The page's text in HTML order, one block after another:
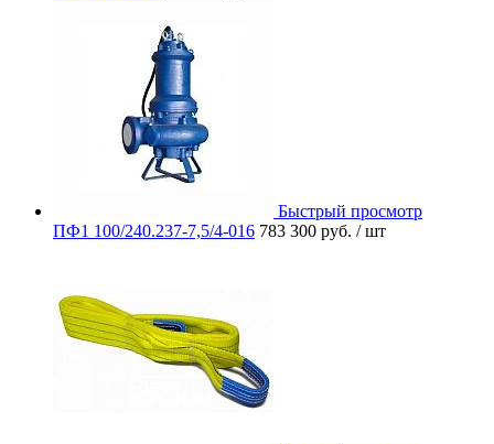
Быстрый просмотр
ПФ1 100/240.237-7,5/4-016 783 300 руб. / шт